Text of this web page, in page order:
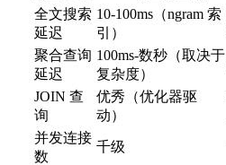
全文搜索
延迟
10-100ms（ngram 索
引）
聚合查询
延迟
100ms-数秒（取决于
复杂度）
JOIN 查
询
优秀（优化器驱
动）
并发连接
数
千级